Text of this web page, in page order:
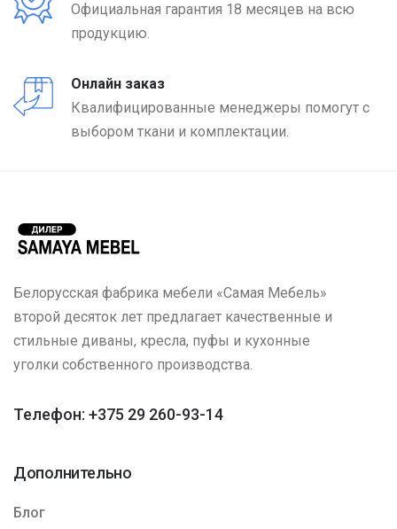
Официальная гарантия 18 месяцев на всю
продукцию.
Онлайн заказ
Квалифицированные менеджеры помогут с
выбором ткани и комплектации.
Белорусская фабрика мебели «Самая Мебель»
второй десяток лет предлагает качественные и
стильные диваны, кресла, пуфы и кухонные
уголки собственного производства.
Телефон: +375 29 260-93-14
Дополнительно
Блог